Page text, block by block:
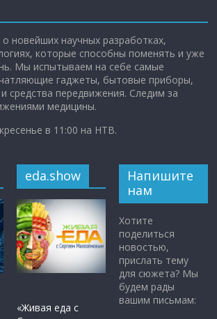
новейших научных разработках,
которые способны поменять и уже
Мы испытываем на себе самые
гаджеты, бытовые приборы,
средства передвижения. Следим за
медицины.
в 11:00 на НТВ.
eda.show
«Живая еда с
Напишите
нам
Хотите
поделиться
новостью,
прислать тему
для сюжета? Мы
будем рады
вашим письмам: